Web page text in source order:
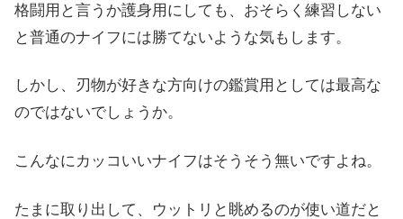
格闘用と言うか護身用にしても、おそらく練習しない
と普通のナイフには勝てないような気もします。
しかし、刃物が好きな方向けの鑑賞用としては最高な
のではないでしょうか。
こんなにカッコいいナイフはそうそう無いですよね。
たまに取り出して、ウットリと眺めるのが使い道だと